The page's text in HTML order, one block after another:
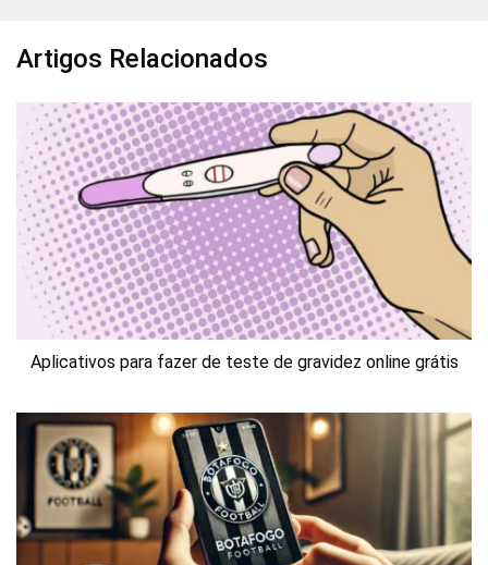
Artigos Relacionados
Aplicativos para fazer de teste de gravidez online grátis